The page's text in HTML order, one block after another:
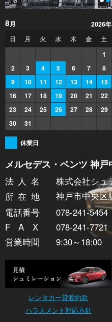
8月
2026年
日
月 火 水 木 金
土
1
2
3 4 5 6 7
8
9
10 11 12 13 14
15
16
17 18 19 20 21
22
23
24 25 26 27 28
29
30
31
休業日
メルセデス・ベンツ 神戸
法人 名
株式会社シュ
所在 地 神戸市中央区
電話番号
078-241-5454
FA X
078-241-7721
営業時間
9:30～18:00
レンタカー貸渡約款
ハラスメント対応方針